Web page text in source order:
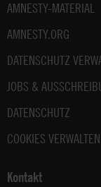
AMNESTY-MATERIAL
AMNESTY.ORG
DATENSCHUTZ
JOBS &
DATENSCHUTZ
COOKIES VERWALTEN
Kontakt